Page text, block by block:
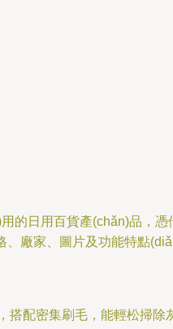
的日用百貨產(chǎn)品，憑
廠家、圖片及功能特點
搭配密集刷毛，能輕松掃除